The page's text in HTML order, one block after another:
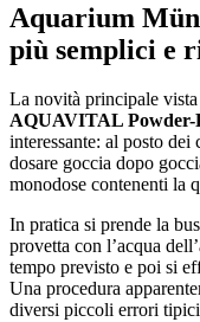
Aquarium
più semplici e
La novità principale
AQUAVITAL Powder-
interessante: al posto
dosare goccia dopo
monodose contenenti la
In pratica si prende la
provetta con l’acqua
tempo previsto e poi si
Una procedura
diversi piccoli errori